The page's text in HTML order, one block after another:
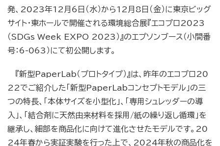
発、2023年12月6日（水）から12月8日（金）に東京ビッグ
サイト・東ホールで開催される環境総合展『エコプロ2023
（SDGs Week EXPO 2023）』のエプソンブース（小間番
号：6-063）にて初公開します。
『新型PaperLab（プロトタイプ）』は、昨年のエコプロ20
22でご紹介した「新型PaperLabコンセプトモデル」の三
つの特長、「本体サイズを小型化」、「専用シュレッダーの導
入」、「結合剤に天然由来材料を採用/紙の繰り返し循環」を
継承し、細部を商品化に向けて進化させたモデルです。20
24年春から実証実験を行った上で、2024年秋の商品化を